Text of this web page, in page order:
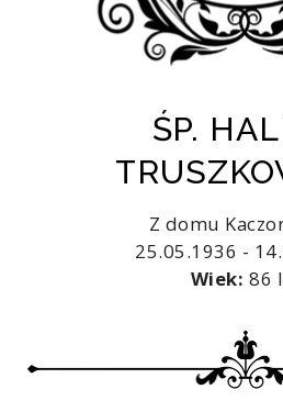
ŚP.
Z domu
25.05.1936 -
Wiek: 86